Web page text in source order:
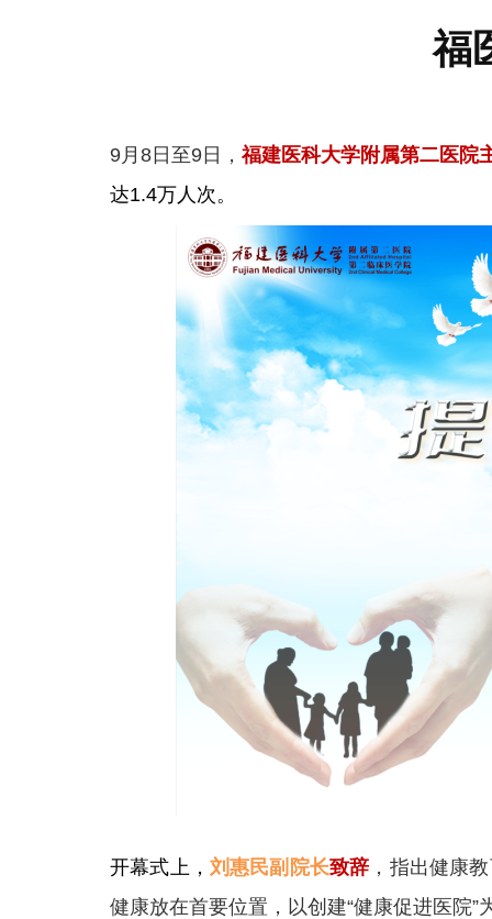
福
9月8日至9日， 福建医科大学附属第二医院
达1.4万人次。
开幕式上， 刘惠民副院长致辞 ，指出健康
健康放在首要位置，以创建“健康促进医院